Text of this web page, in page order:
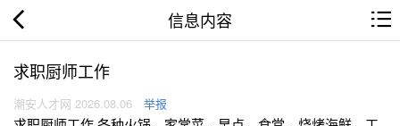
信息内容
求职厨师工作
潮安人才网 2026.08.06 举报